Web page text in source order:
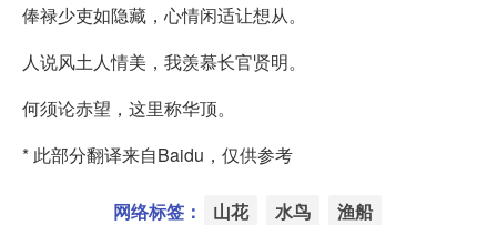
俸禄少吏如隐藏，心情闲适让想从。
人说风土人情美，我羡慕长官贤明。
何须论赤望，这里称华顶。
* 此部分翻译来自Baidu，仅供参考
网络标签： 山花 水鸟 渔船